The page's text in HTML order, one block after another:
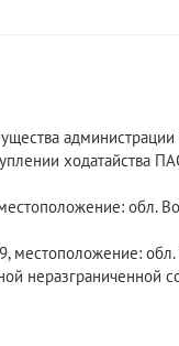
администрации
ходатайства
обл.
обл.
неразграниченной